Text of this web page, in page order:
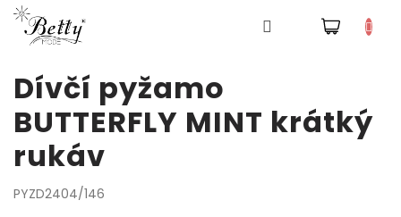
obsah
NÁKUPNÍ
Šaty
Tepláky
a
Dívčí pyžamo
BUTTERFLY MINT krátký
rukáv
PYZD2404/146